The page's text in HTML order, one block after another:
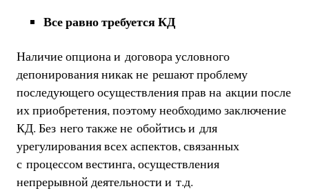
Все равно требуется КД
Наличие опциона и договора условного
депонирования никак не решают проблему
последующего осуществления прав на акции после
их приобретения, поэтому необходимо заключение
КД. Без него также не обойтись и для
урегулирования всех аспектов, связанных
с процессом вестинга, осуществления
непрерывной деятельности и т.д.